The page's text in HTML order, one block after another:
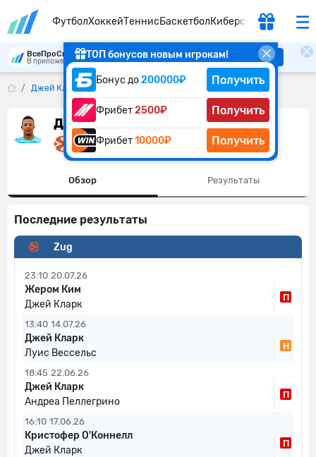
ФутболХоккейТеннисБаскетболКиберспорт
ТОП бонусов новым игрокам!
Бонус до200000₽ Получить
Фрибет2500₽ Получить
Фрибет10000₽ Получить
ВсеПроСпорт
В приложении удобнее Скачать
Джей Кларк
Джей Кларк
Великобритания
Обзор Результаты
Последние результаты
Zug
23:10 20.07.26
Жером Ким
Джей Кларк
П
13:40 14.07.26
Джей Кларк
Луис Вессельс
Н
18:45 22.06.26
Джей Кларк
Андреа Пеллегрино
П
16:10 17.06.26
Кристофер О'Коннелл
Джей Кларк
П